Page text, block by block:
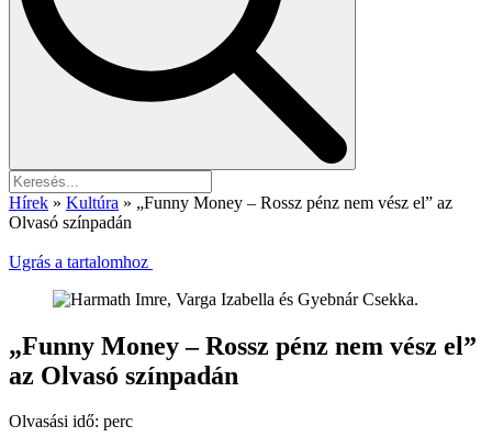
Hírek » Kultúra » „Funny Money – Rossz pénz nem vész el” az
Olvasó színpadán
Ugrás a tartalomhoz
„Funny Money – Rossz pénz nem vész el”
az Olvasó színpadán
Olvasási idő: perc